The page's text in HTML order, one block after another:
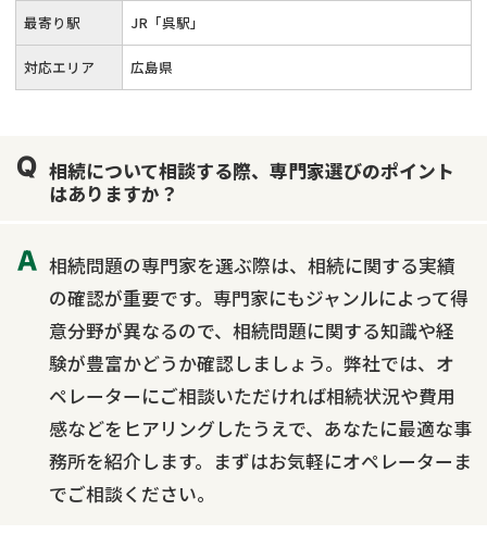
最寄り駅 JR「呉駅」
対応エリア 広島県
相続について相談する際、専門家選びのポイント
はありますか？
相続問題の専門家を選ぶ際は、相続に関する実績
の確認が重要です。専門家にもジャンルによって得
意分野が異なるので、相続問題に関する知識や経
験が豊富かどうか確認しましょう。弊社では、オ
ペレーターにご相談いただければ相続状況や費用
感などをヒアリングしたうえで、あなたに最適な事
務所を紹介します。まずはお気軽にオペレーターま
でご相談ください。